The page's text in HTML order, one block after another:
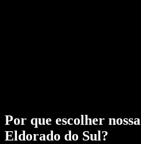
Por que escolher
Eldorado do Sul?